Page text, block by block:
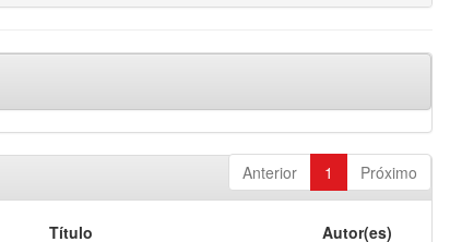
Anterior 1 Próximo
Título Autor(es)